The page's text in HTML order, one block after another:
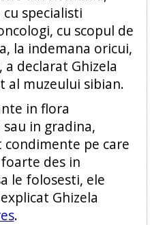
specialisti
cu scopul de
la indemana oricui,
declarat Ghizela
al muzeului sibian.
in flora
in gradina,
pe care
des in
le folosesti, ele
Ghizela
.